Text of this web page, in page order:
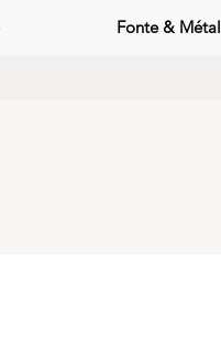
Fonte & Métal